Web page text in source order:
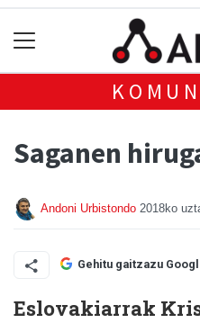
Saganen
Andoni Urbistondo 2018ko
Gehitu gaitzazu
Eslovakiarrak